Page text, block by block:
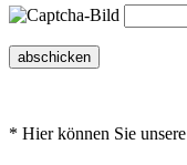
abschicken
* Hier können Sie unsere